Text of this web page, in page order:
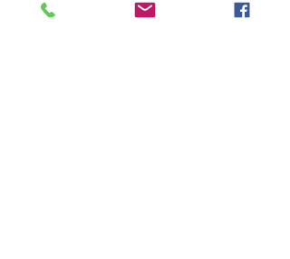
væskene er en ny familie av syntetiske